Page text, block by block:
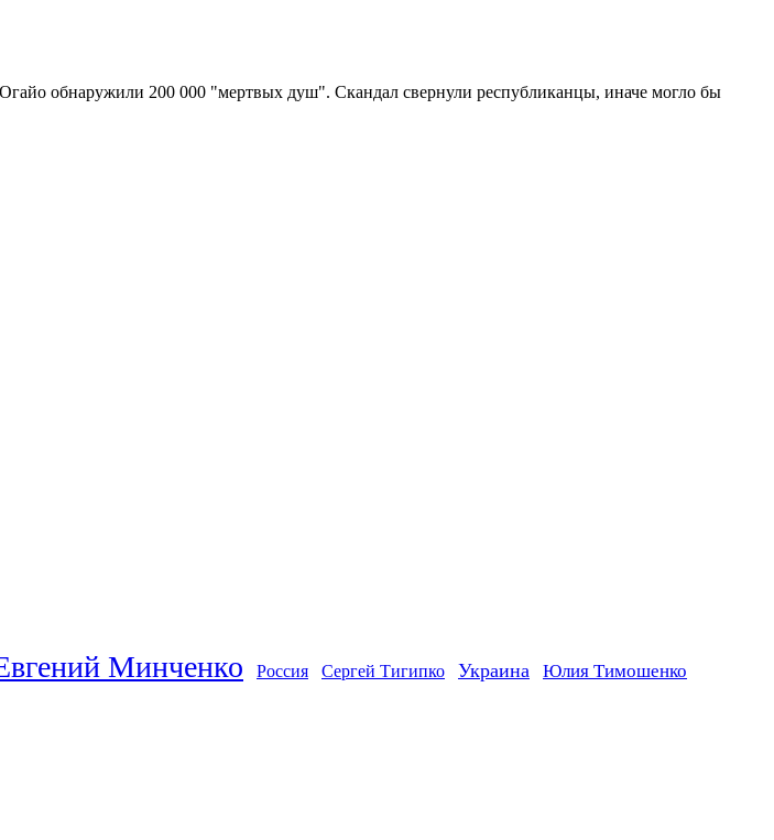
обнаружили 200 000 "мертвых душ". Скандал свернули республиканцы, иначе могло бы
Минченко Россия Сергей Тигипко Украина Юлия Тимошенко